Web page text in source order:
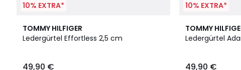
10% EXTRA*
TOMMY HILFIGER
Ledergürtel Effortless 2,5 cm
49,90 €
4,2
/ 5
4
Farben
10% EXTRA*
TOMMY
Ledergürtel
49,90 €